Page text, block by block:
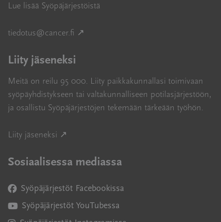
Lue lisää Syöpäjärjestöistä
tiedotus@cancer.fi ↗
Liity jäseneksi
Meitä on reilu 95 000. Liity paikkakunnallasi toimivaan
syöpäyhdistykseen tai valtakunnalliseen potilasjärjestöön,
ja osallistu Syöpäjärjestöjen tekemään tärkeään työhön.
Liity jäseneksi ↗
Sosiaalisessa mediassa
Syöpäjärjestöt Facebookissa
Avautuu uuteen ikkunaan
Syöpäjärjestöt YouTubessa
Avautuu uuteen ikkunaan